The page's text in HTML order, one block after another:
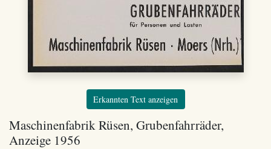
Erkannten Text anzeigen
Maschinenfabrik Rüsen, Grubenfahrräder,
Anzeige 1956